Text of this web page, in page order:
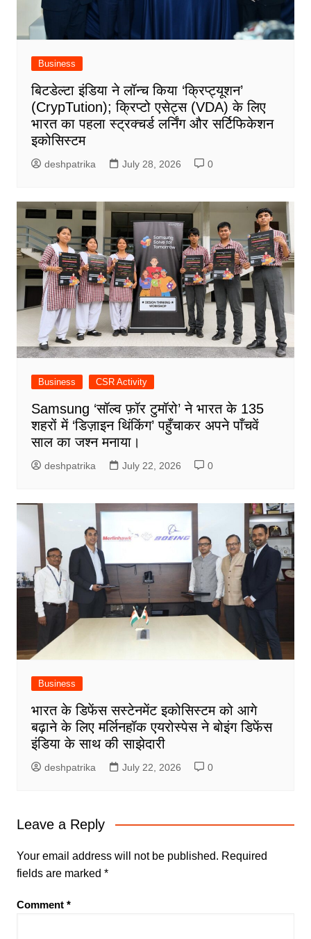
Business
बिटडेल्टा इंडिया ने लॉन्च किया ‘क्रिप्ट्यूशन’
(CrypTution); क्रिप्टो एसेट्स (VDA) के लिए
भारत का पहला स्ट्रक्चर्ड लर्निंग और सर्टिफिकेशन
इकोसिस्टम
deshpatrika July 28, 2026 0
Business CSR Activity
Samsung ‘सॉल्व फ़ॉर टुमॉरो’ ने भारत के 135
शहरों में ‘डिज़ाइन थिंकिंग’ पहुँचाकर अपने पाँचवें
साल का जश्न मनाया।
deshpatrika July 22, 2026 0
Business
भारत के डिफेंस सस्टेनमेंट इकोसिस्टम को आगे
बढ़ाने के लिए मर्लिनहॉक एयरोस्पेस ने बोइंग डिफेंस
इंडिया के साथ की साझेदारी
deshpatrika July 22, 2026 0
Leave a Reply
Your email address will not be published. Required
fields are marked *
Comment *